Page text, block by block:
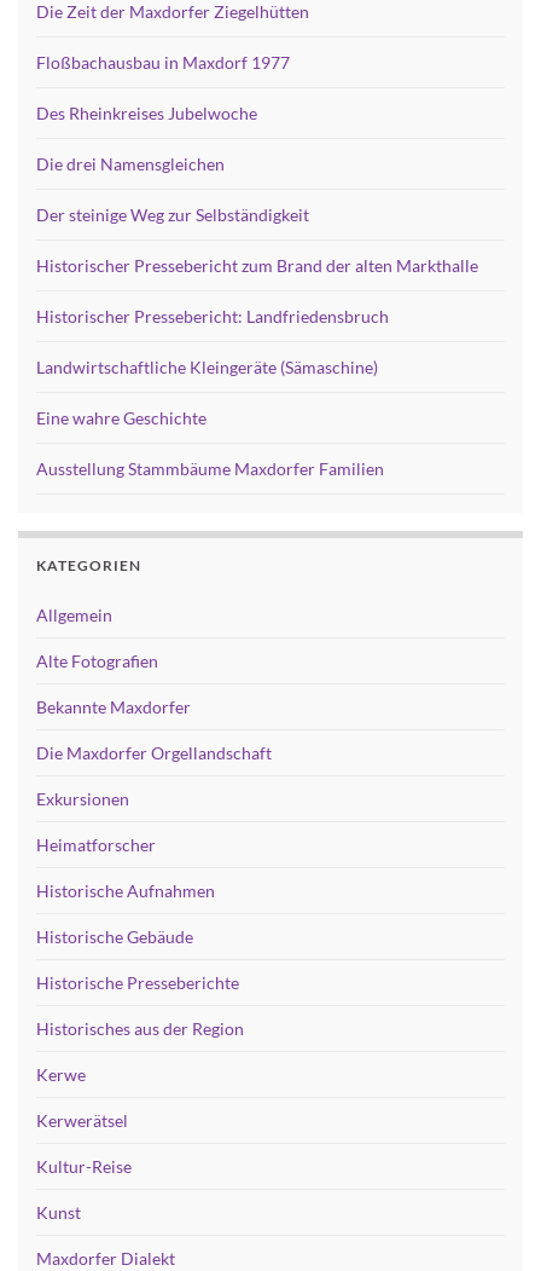
Die Zeit der Maxdorfer Ziegelhütten
Floßbachausbau in Maxdorf 1977
Des Rheinkreises Jubelwoche
Die drei Namensgleichen
Der steinige Weg zur Selbständigkeit
Historischer Pressebericht zum Brand der alten Markthalle
Historischer Pressebericht: Landfriedensbruch
Landwirtschaftliche Kleingeräte (Sämaschine)
Eine wahre Geschichte
Ausstellung Stammbäume Maxdorfer Familien
KATEGORIEN
Allgemein
Alte Fotografien
Bekannte Maxdorfer
Die Maxdorfer Orgellandschaft
Exkursionen
Heimatforscher
Historische Aufnahmen
Historische Gebäude
Historische Presseberichte
Historisches aus der Region
Kerwe
Kerwerätsel
Kultur-Reise
Kunst
Maxdorfer Dialekt